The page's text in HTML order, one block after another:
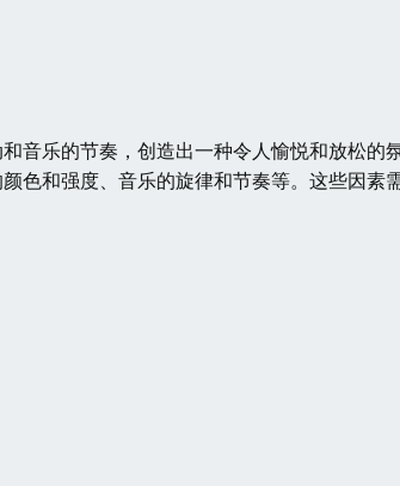
音乐的节奏，创造出一种令人愉悦和放松的
色和强度、音乐的旋律和节奏等。这些因素